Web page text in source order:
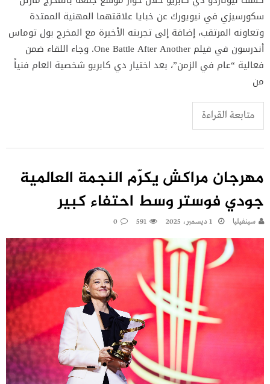
سكورسيزي في نيويورك عن خبايا علاقتهما المهنية الممتدة
وتعاونه المرتقب، إضافة إلى تجربته الأخيرة مع المخرج بول توماس
أندرسون في فيلم One Battle After Another. وجاء اللقاء ضمن
فعالية “عام في الزمن”، بعد اختيار دي كابريو شخصية العام فنياً
من
متابعة القراءة
مهرجان مراكش يكرّم النجمة العالمية
جودي فوستر وسط احتفاء كبير
سينفيليا 1 ديسمبر، 2025 591
0